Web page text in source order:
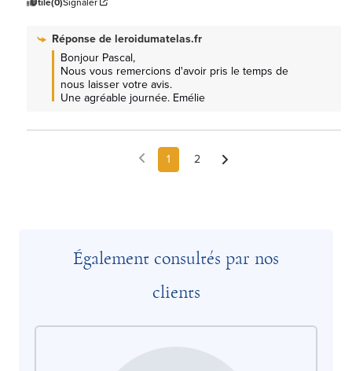
Réponse deleroidumatelas.fr
Bonjour Pascal,
Nous vous remercions d'avoir pris le temps de
nous laisser votre avis.
Une agréable journée. Emélie
1 2
Également consultés par nos
clients